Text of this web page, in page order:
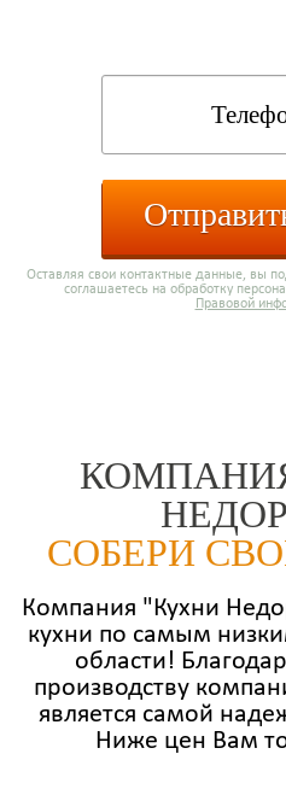
Оставляя свои контактные данные, вы
соглашаетесь на обработку
Правовой
СОБЕРИ
Компания "Кухни
кухни по самым
области!
производству
является самой
Ниже цен Вам